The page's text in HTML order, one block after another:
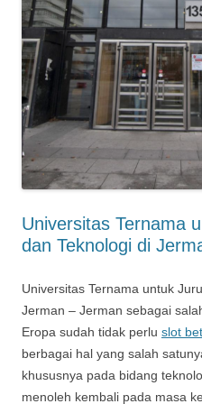
Universitas Ternama
dan Teknologi di
Universitas Ternama untuk
Jerman – Jerman sebagai
Eropa sudah tidak perlu slot
berbagai hal yang salah
khususnya pada bidang
menoleh kembali pada masa